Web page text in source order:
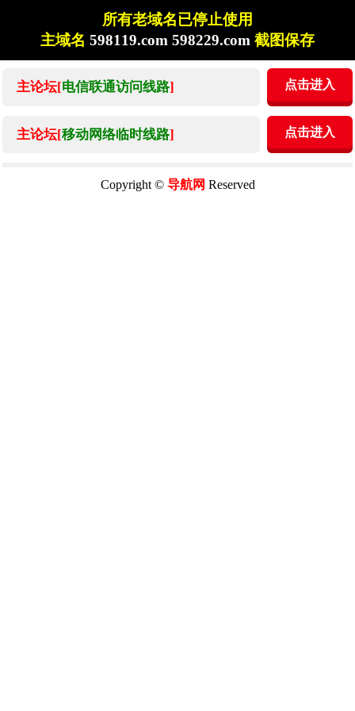
所有老域名已停止使用
主域名 598119.com 598229.com 截图保存
主论坛[电信联通访问线路] 点击进入
主论坛[移动网络临时线路] 点击进入
Copyright © 导航网 Reserved